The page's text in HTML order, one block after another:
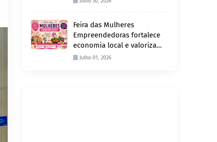
Feira das Mulheres
Empreendedoras fortalece
economia local e valoriza
produção feminina no
Julho 01, 2026